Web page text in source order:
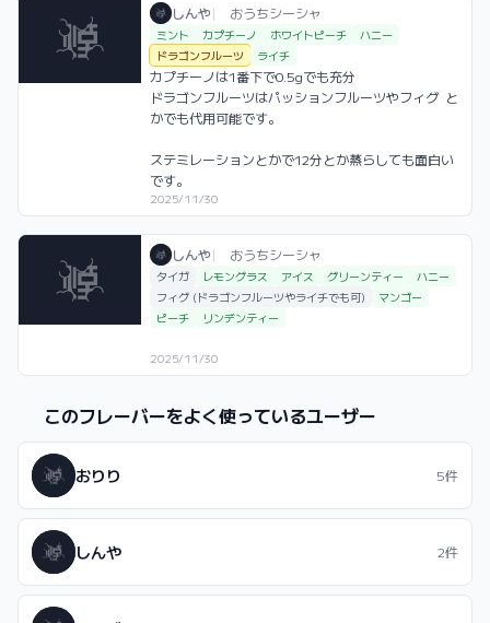
しんや / おうちシーシャ / 2025年11月30
しんや| おうちシーシャ
利用フレーバー
ミント カプチーノ ホワイトピーチ
ハニー
ドラゴンフルーツ
ライチ
コメント
カプチーノは1番下で0.5gでも充分
ドラゴンフルーツはパッションフルーツやフィグ  と
かでも代用可能です。
ステミレーションとかで12分とか蒸らしても面白い
です。
2025/11/30
しんや / おうちシーシャ / 2025年11月30
しんや| おうちシーシャ
利用フレーバー
タイガ レモングラス アイス グリーンティー
ハニー
フィグ (ドラゴンフルーツやライチでも可)
マンゴー
ピーチ
リンデンティー
2025/11/30
このフレーバーをよく使っているユーザー
おりり 5件
しんや 2件